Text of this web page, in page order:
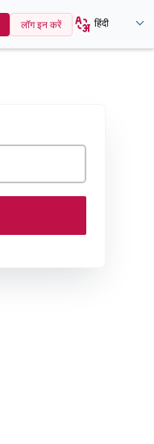
लॉग इन करें हिंदी